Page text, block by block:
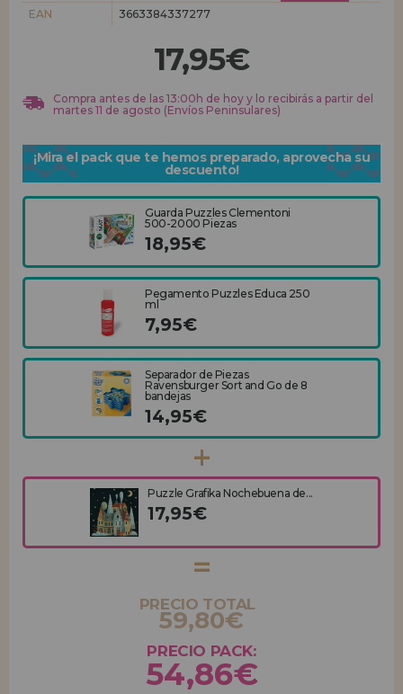
EAN
3663384337277
17,95€
Compra antes de las 13:00h de hoy y lo recibirás a partir del
martes 11 de agosto (Envíos Peninsulares)
¡Mira el pack que te hemos preparado, aprovecha su
descuento!
Guarda Puzzles Clementoni
500-2000 Piezas
18,95€
Pegamento Puzzles Educa 250
ml
7,95€
Separador de Piezas
Ravensburger Sort and Go de 8
bandejas
14,95€
Puzzle Grafika Nochebuena de...
17,95€
PRECIO TOTAL
59,80€
PRECIO PACK:
54,86€